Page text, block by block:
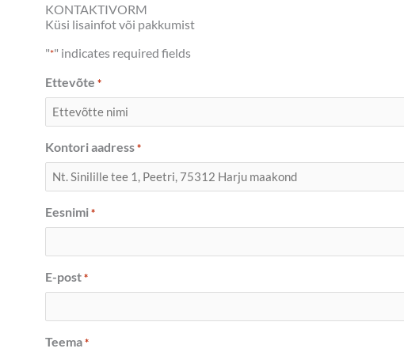
KONTAKTIVORM
Küsi lisainfot või pakkumist
"*" indicates required fields
Ettevõte *
Kontori aadress *
Eesnimi *
E-post *
Teema *